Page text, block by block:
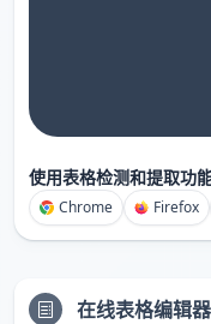
使用表格检测和提取功
Chrome Firefox
在线表格编辑器